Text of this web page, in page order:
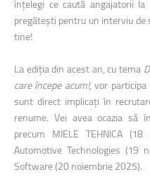
înțelegi ce caută angajatorii
pregătești pentru un interviu
tine!
La ediția din acest an, cu tema
care începe acum!, vor participa
sunt direct implicați în
renume. Vei avea ocazia să
precum MIELE TEHNICA
Automotive Technologies (19
Software (20 noiembrie 2025).